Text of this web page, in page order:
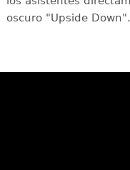
oscuro "Upside Down".